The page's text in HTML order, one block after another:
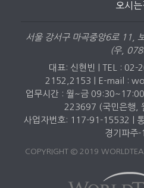
오시는
서울 강서구 마곡중앙6로 11,
(우,
대표: 신현빈 | TEL :
2152,2153 |
E-mail :
업무시간 : 월~금
223697 (국민은행,
사업자번호: 117-91-15532 |
경기파주
COPYRIGHT © 2019